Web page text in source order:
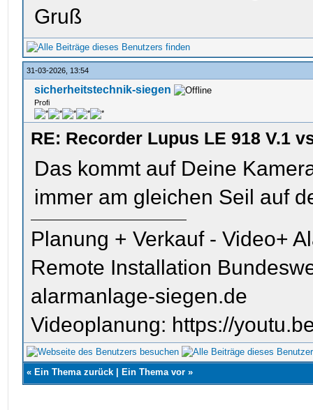
Gruß
31-03-2026, 13:54
sicherheitstechnik-siegen
Profi
RE: Recorder Lupus LE 918 V.1
Das kommt auf Deine
immer am gleichen Seil auf
Planung + Verkauf - Video+
Remote Installation
alarmanlage-siegen.de
Videoplanung: https://
« Ein Thema zurück Ein Thema vor »